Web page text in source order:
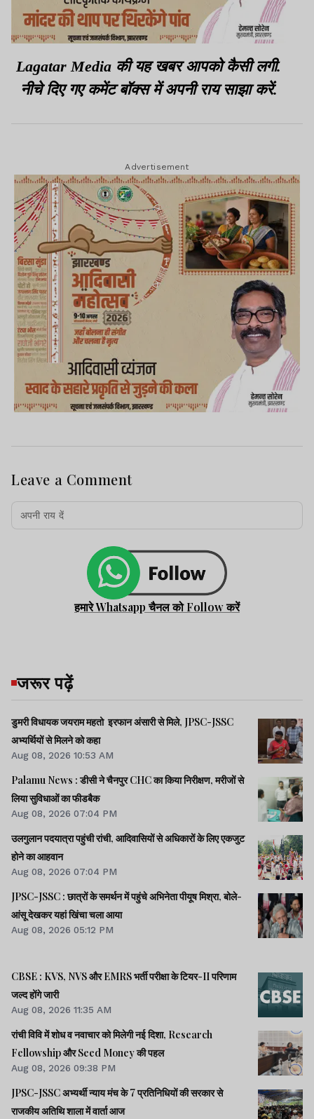
Lagatar Media की यह खबर आपको कैसी लगी.
नीचे दिए गए कमेंट बॉक्स में अपनी राय साझा करें.
Advertisement
Leave a Comment
हमारे Whatsapp चैनल को Follow करें
जरूर पढ़ें
डुमरी विधायक जयराम महतो इरफान अंसारी से मिले, JPSC-JSSC
अभ्यर्थियों से मिलने को कहा
Aug 08, 2026 10:53 AM
Palamu News : डीसी ने चैनपुर CHC का किया निरीक्षण, मरीजों से
लिया सुविधाओं का फीडबैक
Aug 08, 2026 07:04 PM
उलगुलान पदयात्रा पहुंची रांची, आदिवासियों से अधिकारों के लिए एकजुट
होने का आहवान
Aug 08, 2026 07:04 PM
JPSC-JSSC : छात्रों के समर्थन में पहुंचे अभिनेता पीयूष मिश्रा, बोले-
आंसू देखकर यहां खिंचा चला आया
Aug 08, 2026 05:12 PM
CBSE : KVS, NVS और EMRS भर्ती परीक्षा के टियर-II परिणाम
जल्द होंगे जारी
Aug 08, 2026 11:35 AM
रांची विवि में शोध व नवाचार को मिलेगी नई दिशा, Research
Fellowship और Seed Money की पहल
Aug 08, 2026 09:38 PM
JPSC-JSSC अभ्यर्थी न्याय मंच के 7 प्रतिनिधियों की सरकार से
राजकीय अतिथि शाला में वार्ता आज